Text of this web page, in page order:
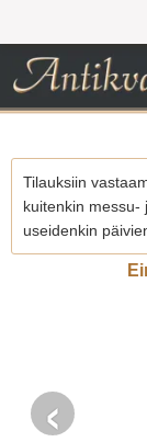
Tilauksiin
kuitenkin messu-
useidenkin
‹